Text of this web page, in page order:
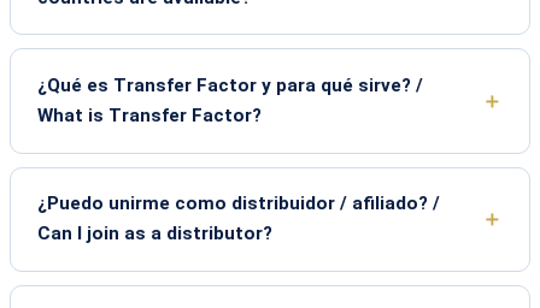
¿Qué es Transfer Factor y para qué sirve? /
What is Transfer Factor?
¿Puedo unirme como distribuidor / afiliado? /
Can I join as a distributor?